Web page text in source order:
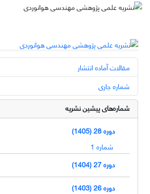
مقالات آماده انتشار
شماره جاری
شماره‌های پیشین نشریه
دوره 28 (1405)
شماره 1
دوره 27 (1404)
دوره 26 (1403)